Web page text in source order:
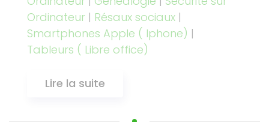
Ordinateur | Résaux sociaux |
Smartphones Apple ( Iphone) |
Tableurs ( Libre office)
Lire la suite